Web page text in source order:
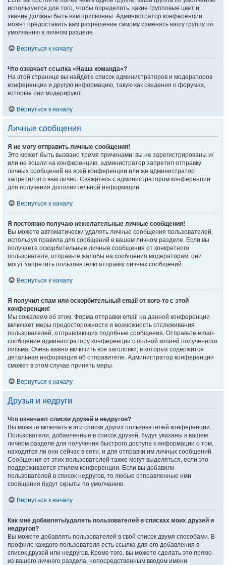
используется для того, чтобы определить, какие групповые цвет и
звание должны быть вам присвоены. Администратор конференции
может предоставить вам разрешение самому изменять вашу группу по
умолчанию в личном разделе.
Вернуться к началу
Что означает ссылка «Наша команда»?
На этой странице вы найдёте список администраторов и модераторов
конференции и другую информацию, такую как сведения о форумах,
которые они модерируют.
Вернуться к началу
Личные сообщения
Я не могу отправить личные сообщения!
Это может быть вызвано тремя причинами: вы не зарегистрированы и/
или не вошли на конференцию, администратор запретил отправку
личных сообщений на всей конференции или же администратор
запретил это вам лично. Свяжитесь с администратором конференции
для получения дополнительной информации.
Вернуться к началу
Я постоянно получаю нежелательные личные сообщения!
Вы можете автоматически удалять личные сообщения пользователей,
используя правила для сообщений в вашем личном разделе. Если вы
получаете оскорбительные личные сообщения от конкретного
пользователя, отправьте жалобы на сообщения модераторам; они
могут запретить пользователю отправку личных сообщений.
Вернуться к началу
Я получил спам или оскорбительный email от кого-то с этой
конференции!
Мы сожалеем об этом. Форма отправки email на данной конференции
включает меры предосторожности и возможность отслеживания
пользователей, отправляющих подобные сообщения. Отправьте email-
сообщение администратору конференции с полной копией полученного
письма. Очень важно включить все заголовки, в которых содержится
детальная информация об отправителе. Администратор конференции
сможет в этом случае принять меры.
Вернуться к началу
Друзья и недруги
Что означают списки друзей и недругов?
Вы можете включать в эти списки других пользователей конференции.
Пользователи, добавленные в список друзей, будут указаны в вашем
личном разделе для получения быстрого доступа к информации о том,
находятся ли они сейчас в сети, и для отправки им личных сообщений.
Сообщения от этих пользователей также могут выделяться, если это
поддерживается стилем конференции. Если вы добавили
пользователей в список недругов, то любые отправленные ими
сообщения будут скрыты по умолчанию.
Вернуться к началу
Как мне добавлять/удалять пользователей в списках моих друзей и
недругов?
Вы можете добавлять пользователей в свой список двумя способами. В
профиле каждого пользователя есть ссылка для его добавления в
список друзей или недругов. Кроме того, вы можете сделать это прямо
из вашего личного раздела, непосредственным вводом имени